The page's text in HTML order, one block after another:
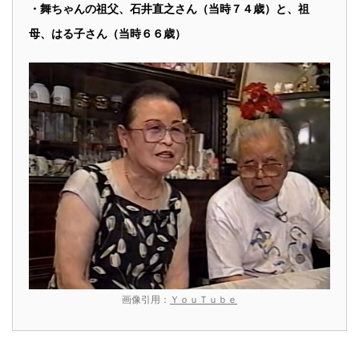
・舞ちゃんの祖父、石井直之さん（当時７４歳）と、祖
母、はる子さん（当時６６歳）
画像引用： ＹｏｕＴｕｂｅ